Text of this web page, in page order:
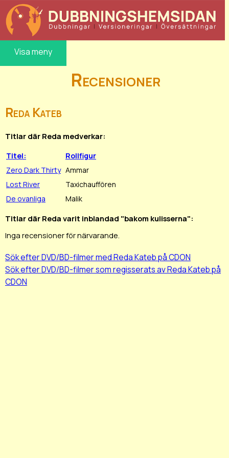
Visa meny
Recensioner
Reda Kateb
Titlar där Reda medverkar:
Titel:
Rollfigur
Zero Dark Thirty Ammar
Lost River
Taxichauffören
De ovanliga
Malik
Titlar där Reda varit inblandad "bakom kulisserna":
Inga recensioner för närvarande.
Sök efter DVD/BD-filmer med Reda Kateb på CDON
Sök efter DVD/BD-filmer som regisserats av Reda Kateb på
CDON